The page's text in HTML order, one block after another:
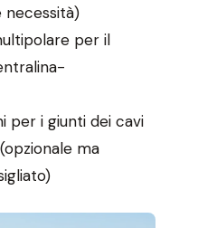
necessità)
per il
per i giunti dei cavi
ma